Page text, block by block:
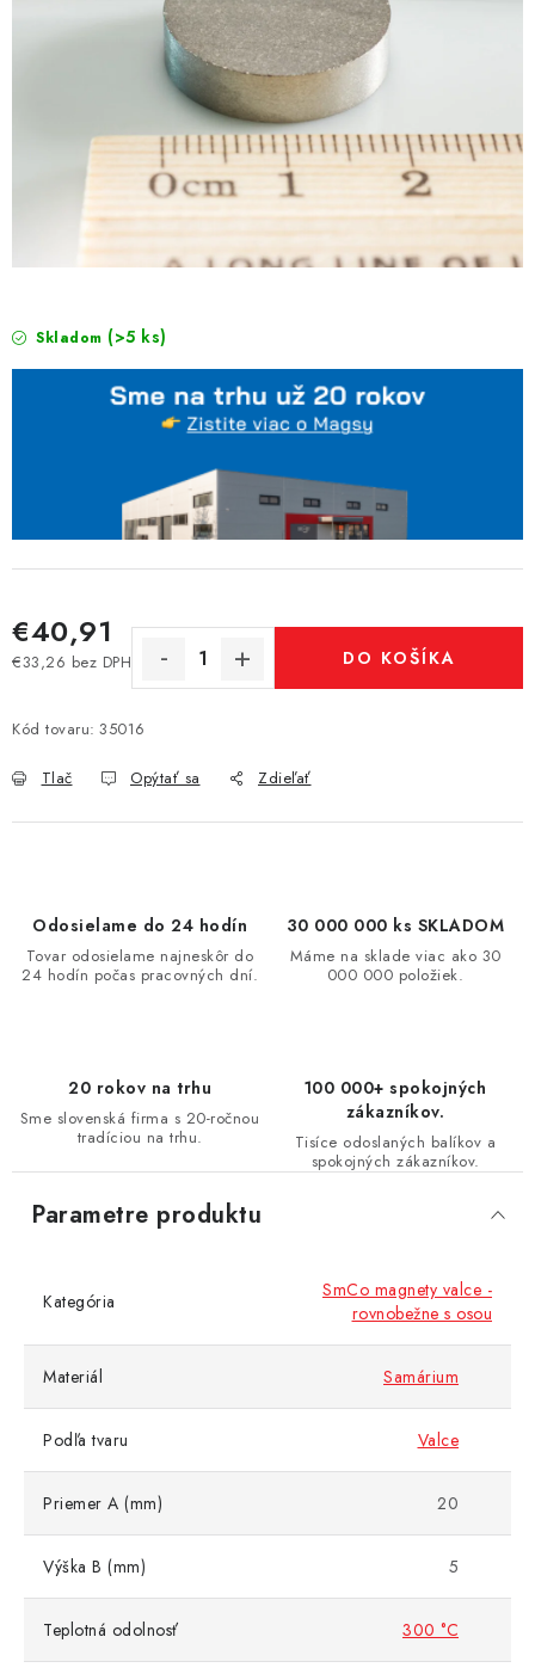
Skladom (>5 ks)
€40,91
€33,26 bez DPH
Jednotková cena:
DO KOŠÍKA
Kód tovaru: 35016
Tlač Opýtať sa Zdieľať
Odosielame do 24 hodín
Tovar odosielame najneskôr do
24 hodín počas pracovných dní.
30 000 000 ks SKLADOM
Máme na sklade viac ako 30
000 000 položiek.
20 rokov na trhu
Sme slovenská firma s 20-ročnou
tradíciou na trhu.
100 000+ spokojných
zákazníkov.
Tisíce odoslaných balíkov a
spokojných zákazníkov.
Parametre produktu
Kategória
SmCo magnety valce -
rovnobežne s osou
Materiál Samárium
Podľa tvaru Valce
Priemer A (mm) 20
Výška B (mm) 5
Teplotná odolnosť 300 °C